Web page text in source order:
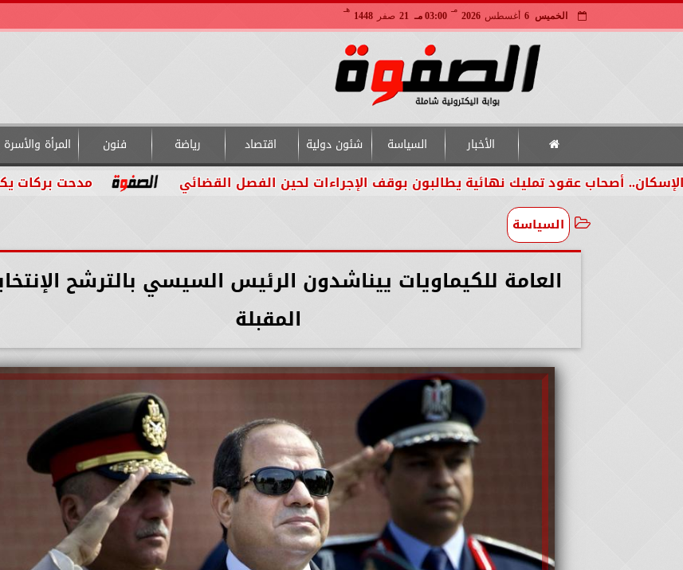
الخميس 6 أغسطس 2026
مـ
03:00 مـ 21 صفر 1448
هـ
الأخبار السياسة شئون دولية اقتصاد رياضة فنون المرأة والأسرة
مدحت بركات يكتب: من عقود تمليك نهائية يطالبون بوقف الإجراءات لحين الفصل القضائي
السياسة
العامة للكيماويات ييناشدون الرئيس السيسي بالترشح
المقبلة